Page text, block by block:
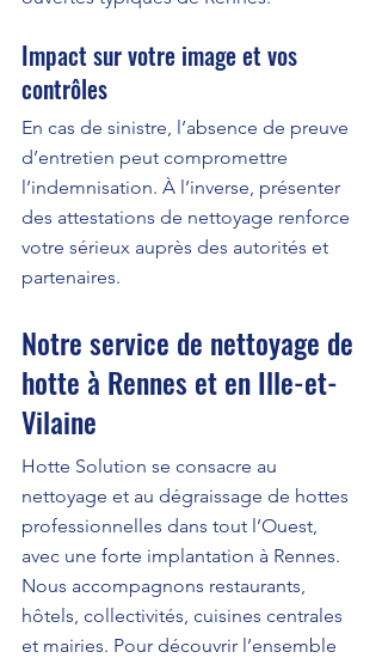
Impact sur votre image et vos
contrôles
En cas de sinistre, l’absence de preuve
d’entretien peut compromettre
l’indemnisation. À l’inverse, présenter
des attestations de nettoyage renforce
votre sérieux auprès des autorités et
partenaires.
Notre service de nettoyage de
hotte à Rennes et en Ille-et-
Vilaine
Hotte Solution se consacre au
nettoyage et au dégraissage de hottes
professionnelles dans tout l’Ouest,
avec une forte implantation à Rennes.
Nous accompagnons restaurants,
hôtels, collectivités, cuisines centrales
et mairies. Pour découvrir l’ensemble